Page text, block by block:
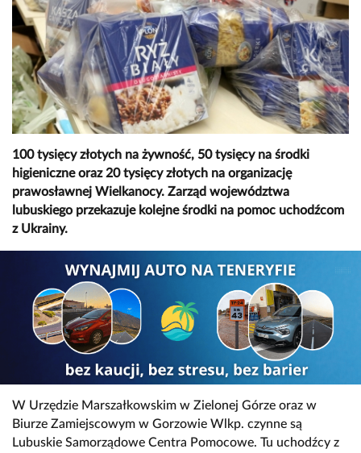
100 tysięcy złotych na żywność, 50 tysięcy na środki
higieniczne oraz 20 tysięcy złotych na organizację
prawosławnej Wielkanocy. Zarząd województwa
lubuskiego przekazuje kolejne środki na pomoc uchodźcom
z Ukrainy.
W Urzędzie Marszałkowskim w Zielonej Górze oraz w
Biurze Zamiejscowym w Gorzowie Wlkp. czynne są
Lubuskie Samorządowe Centra Pomocowe. Tu uchodźcy z